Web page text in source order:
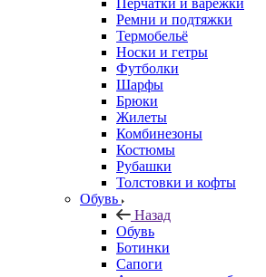
Перчатки и варежки
Ремни и подтяжки
Термобельё
Носки и гетры
Футболки
Шарфы
Брюки
Жилеты
Комбинезоны
Костюмы
Рубашки
Толстовки и кофты
Обувь
Назад
Обувь
Ботинки
Сапоги